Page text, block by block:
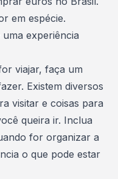
em espécie.
experiência
viajar, faça um
. Existem diversos
visitar e coisas para
queira ir. Inclua
for organizar a
o que pode estar